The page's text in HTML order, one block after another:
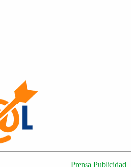
| Prensa Publicidad |